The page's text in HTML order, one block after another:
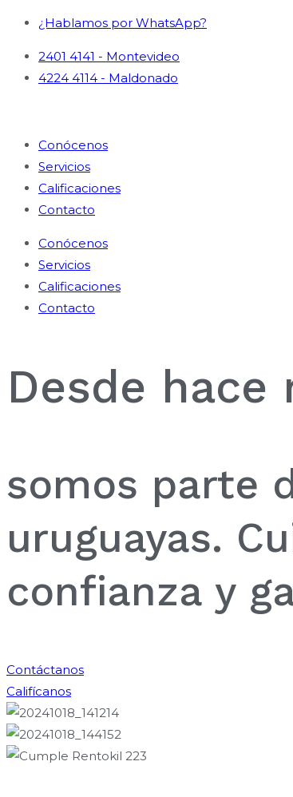
¿Hablamos por WhatsApp?
2401 4141 - Montevideo
4224 4114 - Maldonado
Conócenos
Servicios
Calificaciones
Contacto
Conócenos
Servicios
Calificaciones
Contacto
Desde hace
somos parte
uruguayas.
confianza y
Contáctanos
Califícanos